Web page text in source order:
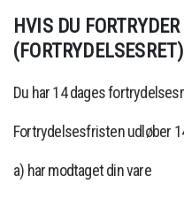
HVIS DU
(FORTRYDELSESRET)
Du har 14 dages
Fortrydelsesfristen udløber
a) har modtaget din vare